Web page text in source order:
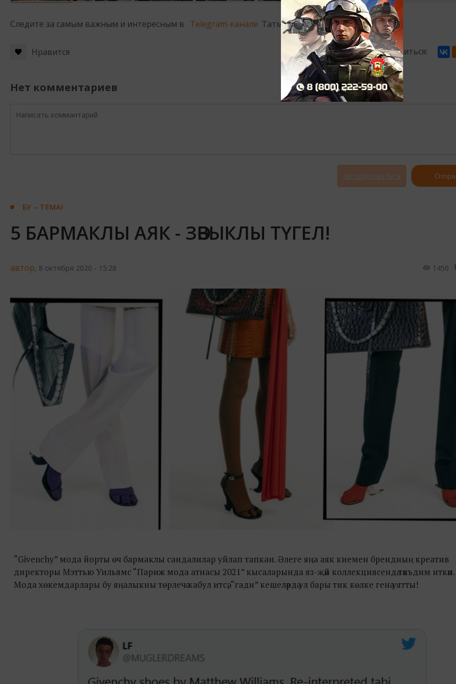
Следите за самым важным и интересным в Telegram-канале Татмедиа
Нравится Поделиться:
Нет комментариев
Авторизоваться
БУ – ТЕМА!
5 БАРМАКЛЫ АЯК - ЗӘВЫКЛЫ ТҮГЕЛ!
автор, 8 октября 2020 - 15:28 1450
“Givenchy” мода йорты өч бармаклы сандалилар уйлап тапкан. Әлеге яңа аяк киемен брендның креатив
директоры Мэттью Уильямс “Париж мода атнасы 2021” кысаларында яз-җәй коллекциясендә тәкъдим иткән.
Мода хөкемдарлары бу яңалыкны төрлечә кабул итсә, “гади” кешеләрдә ул бары тик көлке генә уятты!